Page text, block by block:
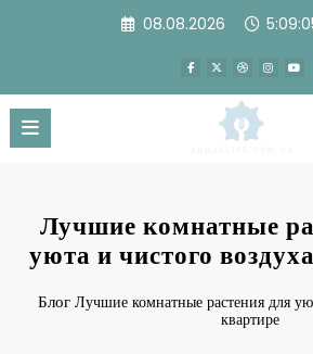
08.08.2026
Лучшие комнатные
уюта и чистого
Блог Лучшие комнатные растения для
квартире